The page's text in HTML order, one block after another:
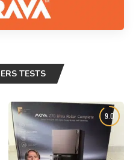
TESTS
9.0